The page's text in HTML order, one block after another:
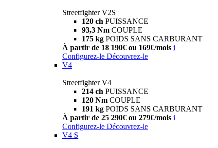
Streetfighter V2S
120 ch PUISSANCE
93,3 Nm COUPLE
175 kg POIDS SANS CARBURANT
À partir de 18 190€ ou 169€/mois i
Configurez-le Découvrez-le
V4
Streetfighter V4
214 ch PUISSANCE
120 Nm COUPLE
191 kg POIDS SANS CARBURANT
À partir de 25 290€ ou 279€/mois i
Configurez-le Découvrez-le
V4 S